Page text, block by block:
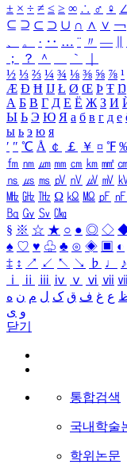
± × ÷ ≠ ≤ ≥ ∞ ∴ ♂ ♀
⊆ ⊇ ⊂ ⊃ ∪ ∩ ∧ ∨ ￢
、
。 · ‥ … ¨ 〃 ―
；
？ ＾ ｀
½ ⅓ ⅔ ¼ ¾ ⅛ ⅜ ⅝ ⅞ ¹
Æ Ð Ħ Ĳ Ł Ø Œ Þ Ŧ Ŋ
А Б В Г Д Е Ё Ж З И
Ы Ь Э Ю Я а б в г д е
ы ь э ю я
′ ″ ℃ Å ￠ ￡ ￥ ¤ ℉
㎙ ㎚ ㎛ ㎜ ㎝ ㎞ ㎟
㎱ ㎲ ㎳ ㎴ ㎵ ㎶ ㎷
㎒ ㎓ ㎔ Ω ㏀ ㏁ ㎊ ㎋
㏃ ㏉ ㏜ ㏆
§ ※ ☆ ★ ○ ● ◎ ◇
♠ ♡ ♥ ♧ ♣ ⊙ ◈ ▣ ◐
‡ ↕ ↗ ↙ ↖ ↘ ♭ ♩ ♪
ⅰ
ⅱ ⅲ ⅳ ⅴ ⅵ ⅶ
ع غ ف ق ک ل م ن ه
و ی
닫기
통합검색
국내학술
학위논문